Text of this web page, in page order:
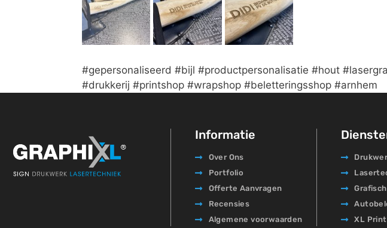
#gepersonaliseerd #bijl #productpersonalisatie #hout
#drukkerij #printshop #wrapshop #beletteringsshop #arnhem
Informatie
Over Ons
Portfolio
Offerte Aanvragen
Recensies
Algemene voorwaarden
XL